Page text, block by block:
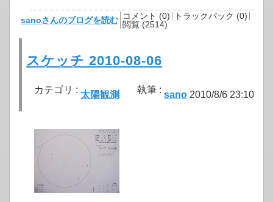
sanoさんのブログを読む コメント (0)
トラックバック (0)
閲覧 (2514)
スケッチ 2010-08-06
カテゴリ : 太陽観測 執筆 : sano 2010/8/6 23:10